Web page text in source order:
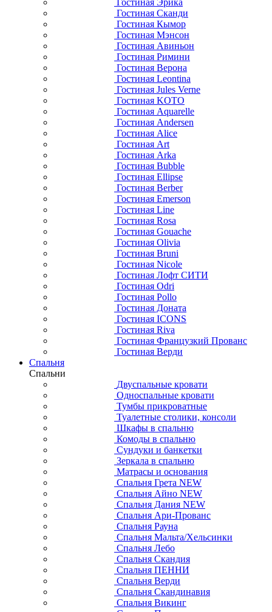
Гостиная Сканди
Гостиная Кымор
Гостиная Мэнсон
Гостиная Авиньон
Гостиная Римини
Гостиная Верона
Гостиная Leontina
Гостиная Jules Verne
Гостиная KOTO
Гостиная Aquarelle
Гостиная Andersen
Гостиная Alice
Гостиная Art
Гостиная Arka
Гостиная Bubble
Гостиная Ellipse
Гостиная Berber
Гостиная Emerson
Гостиная Line
Гостиная Rosa
Гостиная Gouache
Гостиная Olivia
Гостиная Bruni
Гостиная Nicole
Гостиная Лофт СИТИ
Гостиная Odri
Гостиная Pollo
Гостиная Доната
Гостиная ICONS
Гостиная Riva
Гостиная Французкий Прованс
Гостиная Верди
Спальня
Спальни
Двуспальные кровати
Односпальные кровати
Тумбы прикроватные
Туалетные столики, консоли
Шкафы в спальню
Комоды в спальню
Сундуки и банкетки
Зеркала в спальню
Матрасы и основания
Спальня Грета NEW
Спальня Айно NEW
Спальня Дания NEW
Спальня Ари-Прованс
Спальня Рауна
Спальня Мальта/Хельсинки
Спальня Лебо
Спальня Скандия
Спальня ПЕННИ
Спальня Верди
Спальня Скандинавия
Спальня Викинг